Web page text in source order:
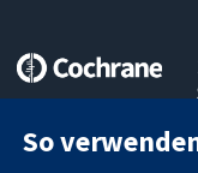
Evidenz
So